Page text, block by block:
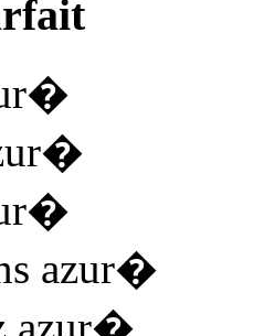
�
�
�
azur�
azur�